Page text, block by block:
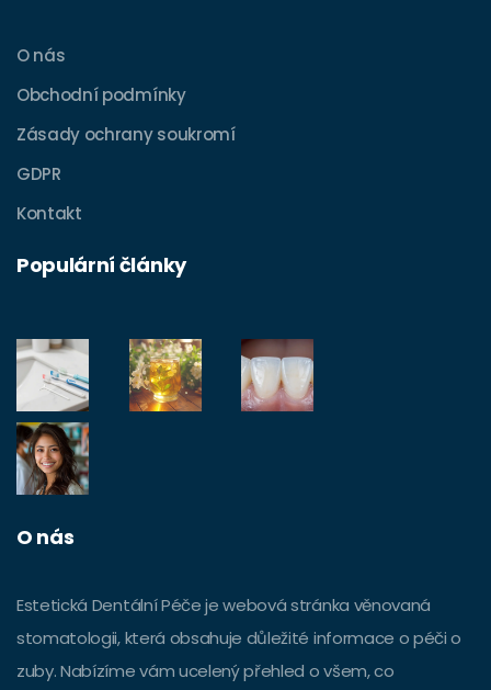
O nás
Obchodní podmínky
Zásady ochrany soukromí
GDPR
Kontakt
Populární články
O nás
Estetická Dentální Péče je webová stránka věnovaná
stomatologii, která obsahuje důležité informace o péči o
zuby. Nabízíme vám ucelený přehled o všem, co